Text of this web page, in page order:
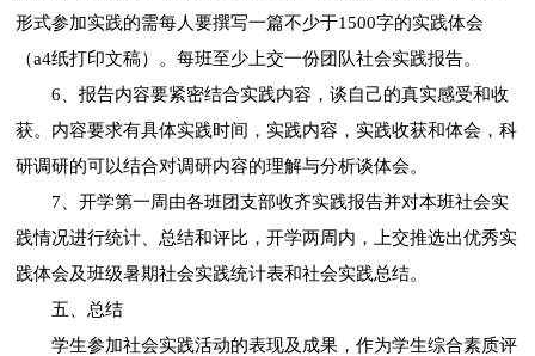
形式参加实践的需每人要撰写一篇不少于1500字的实践体会
（a4纸打印文稿）。每班至少上交一份团队社会实践报告。
6、报告内容要紧密结合实践内容，谈自己的真实感受和收
获。内容要求有具体实践时间，实践内容，实践收获和体会，科
研调研的可以结合对调研内容的理解与分析谈体会。
7、开学第一周由各班团支部收齐实践报告并对本班社会实
践情况进行统计、总结和评比，开学两周内，上交推选出优秀实
践体会及班级暑期社会实践统计表和社会实践总结。
五、总结
学生参加社会实践活动的表现及成果，作为学生综合素质评